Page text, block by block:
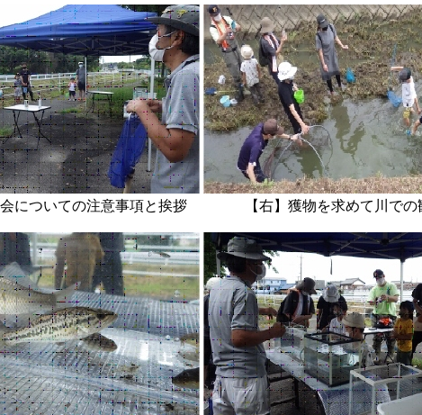
会についての注意事項と挨拶 【右】獲物を求めて川での